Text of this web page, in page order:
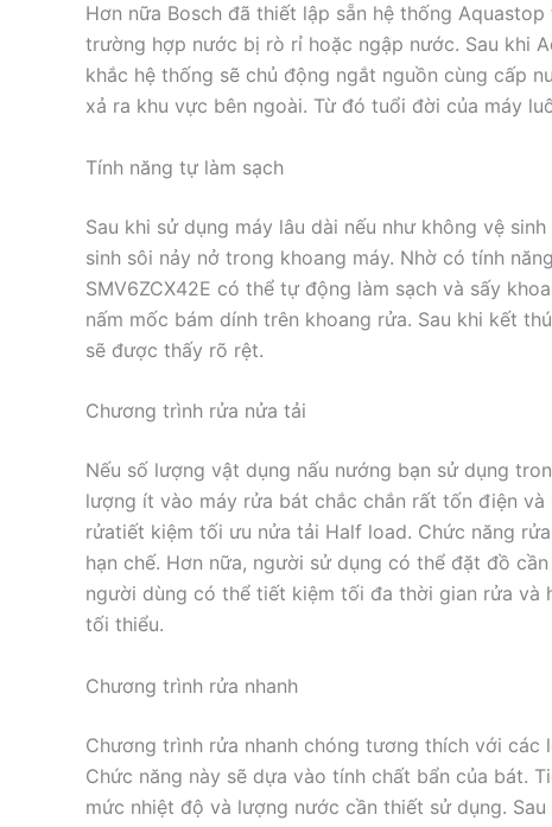
Hơn nữa Bosch đã thiết lập sẵn hệ thống
trường hợp nước bị rò rỉ hoặc ngập nước. Sau khi
khắc hệ thống sẽ chủ động ngắt nguồn cùng cấp
xả ra khu vực bên ngoài. Từ đó tuổi đời của máy
Tính năng tự làm sạch
Sau khi sử dụng máy lâu dài nếu như không vệ
sinh sôi nảy nở trong khoang máy. Nhờ có tính
SMV6ZCX42E có thể tự động làm sạch và sấy
nấm mốc bám dính trên khoang rửa. Sau khi kết
sẽ được thấy rõ rệt.
Chương trình rửa nửa tải
Nếu số lượng vật dụng nấu nướng bạn sử dụng
lượng ít vào máy rửa bát chắc chắn rất tốn điện
rửatiết kiệm tối ưu nửa tải Half load. Chức năng
hạn chế. Hơn nữa, người sử dụng có thể đặt đồ
người dùng có thể tiết kiệm tối đa thời gian rửa và
tối thiểu.
Chương trình rửa nhanh
Chương trình rửa nhanh chóng tương thích với
Chức năng này sẽ dựa vào tính chất bẩn của bát.
mức nhiệt độ và lượng nước cần thiết sử dụng.